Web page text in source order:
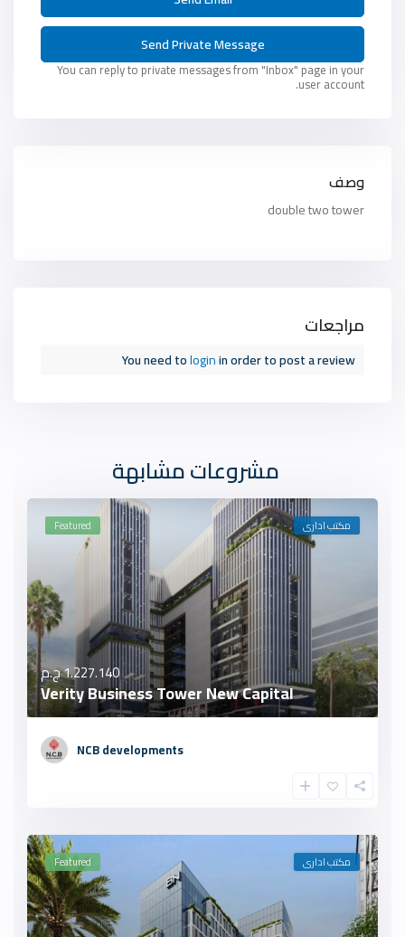
وصف
double two tower
You can reply to private messages from "Inbox" page in your
user account.
مراجعات
You need tologinin order to post a review
مشروعات مشابهة
Featured مكتب ادارى
1.227.140 ج.م
Verity Business Tower New Capital
NCB developments
Featured مكتب ادارى